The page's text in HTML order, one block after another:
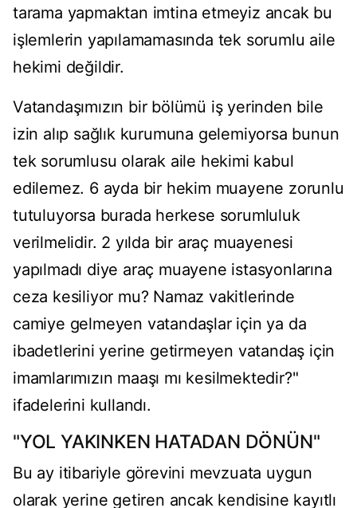
tarama yapmaktan imtina etmeyiz ancak bu
işlemlerin yapılamamasında tek sorumlu aile
hekimi değildir.
Vatandaşımızın bir bölümü iş yerinden bile
izin alıp sağlık kurumuna gelemiyorsa bunun
tek sorumlusu olarak aile hekimi kabul
edilemez. 6 ayda bir hekim muayene zorunlu
tutuluyorsa burada herkese sorumluluk
verilmelidir. 2 yılda bir araç muayenesi
yapılmadı diye araç muayene istasyonlarına
ceza kesiliyor mu? Namaz vakitlerinde
camiye gelmeyen vatandaşlar için ya da
ibadetlerini yerine getirmeyen vatandaş için
imamlarımızın maaşı mı kesilmektedir?"
ifadelerini kullandı.
"YOL YAKINKEN HATADAN DÖNÜN"
Bu ay itibariyle görevini mevzuata uygun
olarak yerine getiren ancak kendisine kayıtlı